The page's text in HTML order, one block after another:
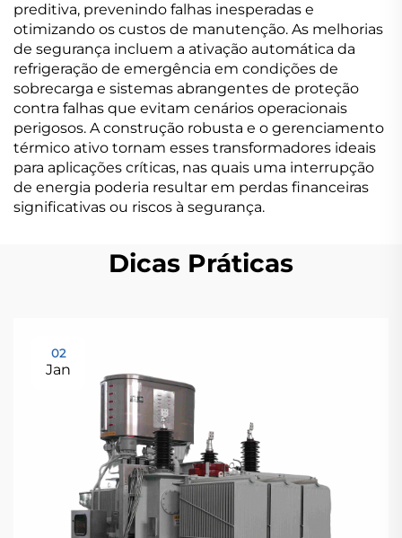
preditiva, prevenindo falhas inesperadas e
otimizando os custos de manutenção. As melhorias
de segurança incluem a ativação automática da
refrigeração de emergência em condições de
sobrecarga e sistemas abrangentes de proteção
contra falhas que evitam cenários operacionais
perigosos. A construção robusta e o gerenciamento
térmico ativo tornam esses transformadores ideais
para aplicações críticas, nas quais uma interrupção
de energia poderia resultar em perdas financeiras
significativas ou riscos à segurança.
Dicas Práticas
02
Jan